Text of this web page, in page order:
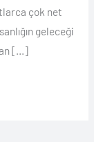
çok net
geleceği
[…]